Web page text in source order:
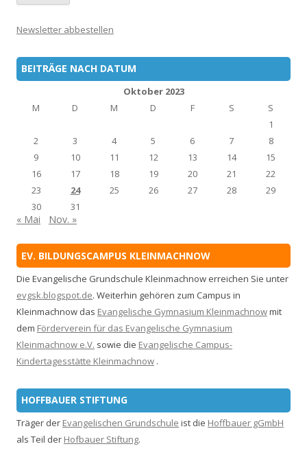
Newsletter abbestellen
BEITRÄGE NACH DATUM
Oktober 2023
M
D M D F S
S
1
2
3 4 5 6 7
8
9
10 11 12 13 14
15
16
17 18 19 20 21
22
23
24 25 26 27 28
29
30
31
« Mai Nov. »
EV. BILDUNGSCAMPUS KLEINMACHNOW
Die Evangelische Grundschule Kleinmachnow erreichen Sie unter
evgsk.blogspot.de. Weiterhin gehören zum Campus in
Kleinmachnow das Evangelische Gymnasium Kleinmachnowmit
dem Förderverein für das Evangelische Gymnasium
Kleinmachnow e.V. sowie die Evangelische Campus-
Kindertagesstätte Kleinmachnow .
HOFFBAUER STIFTUNG
Träger der Evangelischen Grundschule ist die Hoffbauer gGmbH
als Teil der Hofbauer Stiftung.